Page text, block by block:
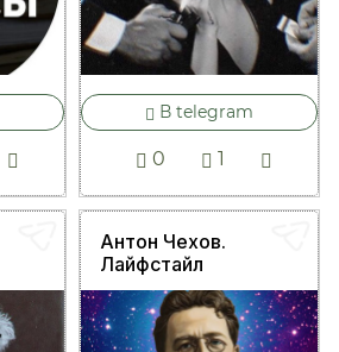
В telegram
0 1
Антон Чехов.
Лайфстайл